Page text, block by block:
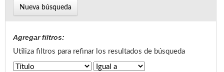
Nueva búsqueda
Agregar filtros:
Utiliza filtros para refinar los resultados de búsqueda